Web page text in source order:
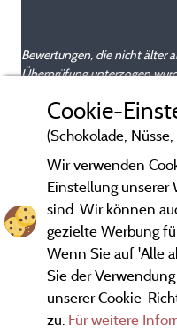
Bewertungen, die nicht älter
Überprüfung unterzogen
Cookie-
(Schokolade, Nüsse,
Wir verwenden
Einstellung
sind. Wir können
gezielte Werbung
Wenn Sie auf 'Alle
Sie der
unserer Cookie-
zu. Für weitere